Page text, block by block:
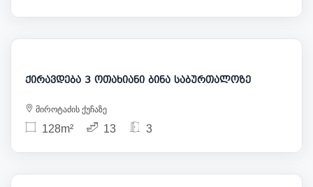
1 300
ქირავდება 3 ოთახიანი ბინა საბურთალოზე
მიროტაძის ქუჩაზე
128m² 13 3
1 200